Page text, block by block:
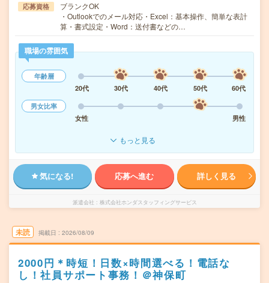
応募資格
ブランクOK
・Outlookでのメール対応・Excel：基本操作、簡単な表計
算・書式設定・Word：送付書などの…
職場の雰囲気
年齢層
20代
30代 40代 50代
60代
男女比率
女性
男性
もっと見る
気になる! 応募へ進む 詳しく見る
派遣会社 株式会社ホンダスタッフィングサービス
未読 掲載日 2026/08/09
2000円＊時短！日数×時間選べる！電話な
し！社員サポート事務！＠神保町